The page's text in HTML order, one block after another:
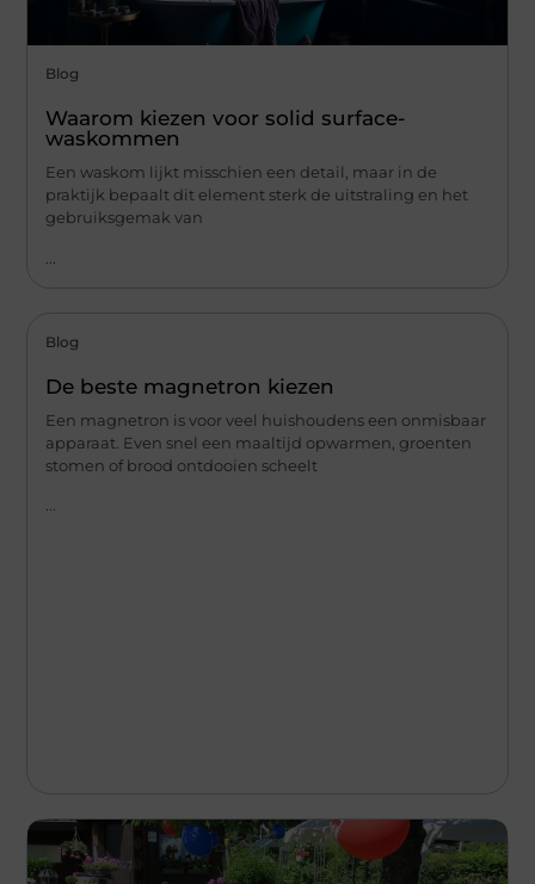
Blog
Waarom kiezen voor solid surface-
waskommen
Een waskom lijkt misschien een detail, maar in de
praktijk bepaalt dit element sterk de uitstraling en het
gebruiksgemak van
Blog
De beste magnetron kiezen
Een magnetron is voor veel huishoudens een onmisbaar
apparaat. Even snel een maaltijd opwarmen, groenten
stomen of brood ontdooien scheelt
...